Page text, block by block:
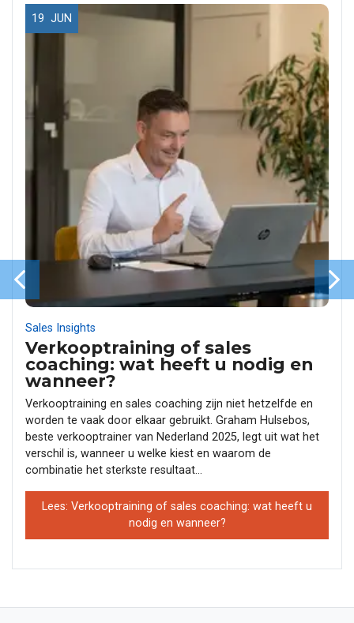
19 JUN
Sales Insights
Verkooptraining of sales
coaching: wat heeft u nodig en
wanneer?
Verkooptraining en sales coaching zijn niet hetzelfde en
worden te vaak door elkaar gebruikt. Graham Hulsebos,
beste verkooptrainer van Nederland 2025, legt uit wat het
verschil is, wanneer u welke kiest en waarom de
combinatie het sterkste resultaat...
Lees: Verkooptraining of sales coaching: wat heeft u
nodig en wanneer?